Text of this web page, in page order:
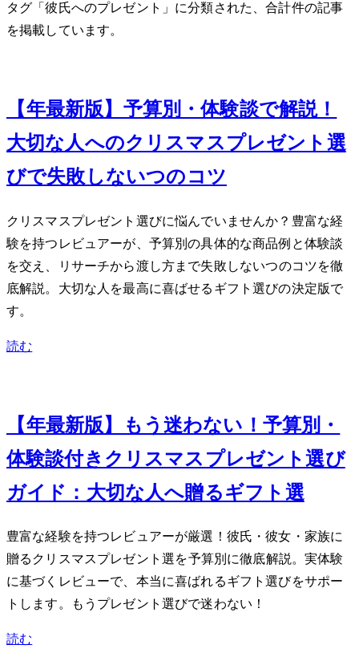
タグ「彼氏へのプレゼント」に分類された、合計 2 件の記事
を掲載しています。
【2023年最新版】予算別・体験談で解説！
大切な人へのクリスマスプレゼント選
びで失敗しない7つのコツ
クリスマスプレゼント選びに悩んでいませんか？豊富な経
験を持つレビュアーが、予算別の具体的な商品例と体験談
を交え、リサーチから渡し方まで失敗しない7つのコツを徹
底解説。大切な人を最高に喜ばせるギフト選びの決定版で
す。
読む
【2023年最新版】もう迷わない！予算別・
体験談付きクリスマスプレゼント選び
ガイド：大切な人へ贈るギフト15選
豊富な経験を持つレビュアーが厳選！彼氏・彼女・家族に
贈るクリスマスプレゼント15選を予算別に徹底解説。実体験
に基づくレビューで、本当に喜ばれるギフト選びをサポー
トします。もうプレゼント選びで迷わない！
読む